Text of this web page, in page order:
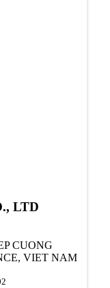
LTD
CUONG
VIET NAM